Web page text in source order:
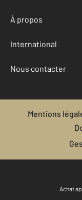
À propos
International
Nous contacter
Mentions
Achat